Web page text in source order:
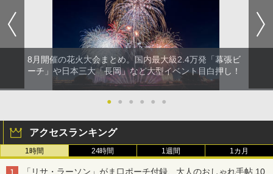
8月開催の花火大会まとめ。国内最大級2.4万発「幕張ビ
ーチ」や日本三大「長岡」など大型イベント目白押し！
● ● ● ● ● ●
アクセスランキング
1時間 24時間 1週間 1カ月
「リサ・ラーソン」がま口ポーチ付録、大人のおしゃれ手帖 10